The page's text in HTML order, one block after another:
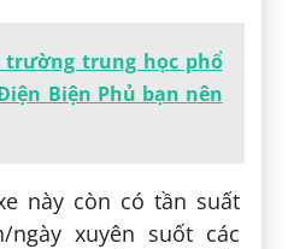
trường trung học phổ
Biện Phủ bạn nên
này còn có tần suất
xuyên suốt các